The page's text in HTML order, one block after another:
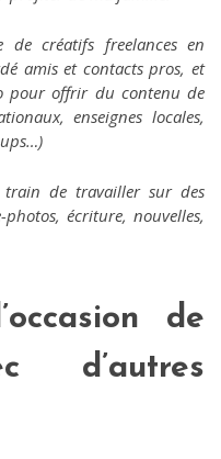
de créatifs freelances en
amis et contacts pros, et
pour offrir du contenu de
enseignes locales,
de travailler sur des
écriture, nouvelles,
de
d’autres